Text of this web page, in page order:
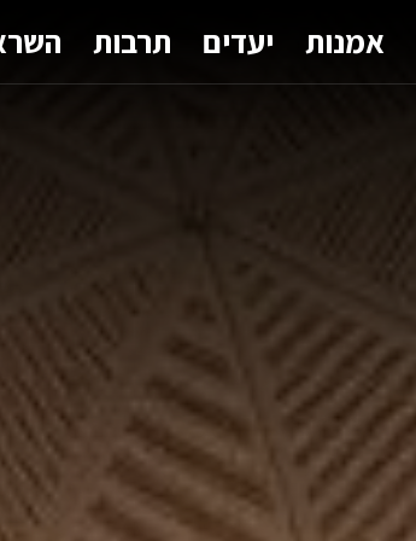
אמנות יעדים תרבות